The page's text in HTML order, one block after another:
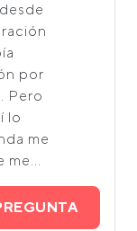
por
Pero
lo
me
me...